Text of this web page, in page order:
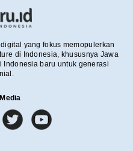
yang fokus memopulerkan
di Indonesia, khususnya Jawa
Indonesia baru untuk generasi